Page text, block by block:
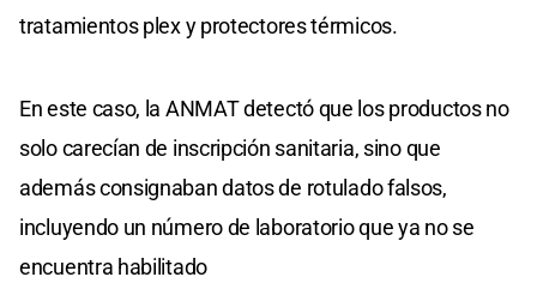
tratamientos plex y protectores térmicos.
En este caso, la ANMAT detectó que los productos no
solo carecían de inscripción sanitaria, sino que
además consignaban datos de rotulado falsos,
incluyendo un número de laboratorio que ya no se
encuentra habilitado